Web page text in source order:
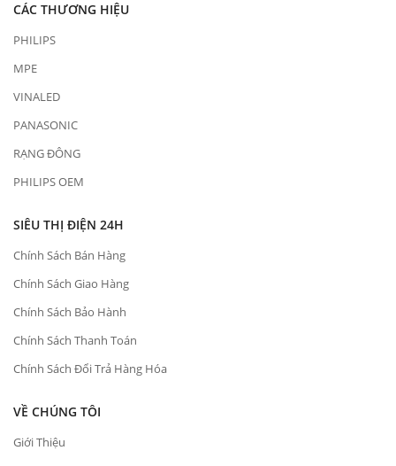
CÁC THƯƠNG HIỆU
PHILIPS
MPE
VINALED
PANASONIC
RẠNG ĐÔNG
PHILIPS OEM
SIÊU THỊ ĐIỆN 24H
Chính Sách Bán Hàng
Chính Sách Giao Hàng
Chính Sách Bảo Hành
Chính Sách Thanh Toán
Chính Sách Đổi Trả Hàng Hóa
VỀ CHÚNG TÔI
Giới Thiệu